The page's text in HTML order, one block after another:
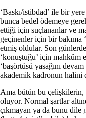
‘Baskı/istibdad’ ile bir
bunca bedel ödemeye
ettiği için suçlananlar ve
geçinenler için bir bakıma
etmiş oldular. Son
‘konuştuğu’ için mahkûm
‘başörtüsü yasağını
akademik kadronun halini
Ama bütün bu çelişkilerin,
oluyor. Normal şartlar
çıkmayan ya da bunu dile